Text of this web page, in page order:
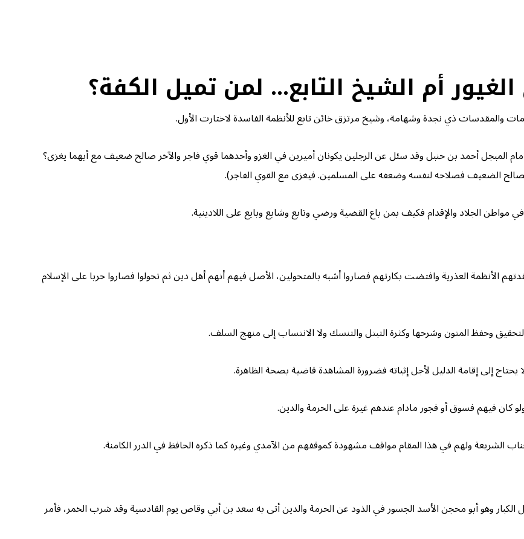
أم الشيخ التابع… لمن تميل الكفة؟
والمقدسات ذي نجدة وشهامة، وشيخ مرتزق خائن تابع للأنظمة الفاسدة لاختارت الأول.
المبجل أحمد بن حنبل وقد سئل عن الرجلين يكونان أميرين في الغزو وأحدهما قوي فاجر والآخر صالح ضعيف مع أيهما يغزى؟
الضعيف فصلاحه لنفسه وضعفه على المسلمين. فيغزى مع القوي الفاجر).
الجلاد والإقدام فكيف بمن باع القضية ورضي وتابع وشايع وبايع على اللادينية.
الأنظمة العذرية وافتضت بكارتهم فصاروا أشبه بالمتحولين، الأصل فيهم أنهم أهل دين ثم تحولوا فصاروا حربا على الإسلام
وحفظ المتون وشرحها وكثرة التبتل والتنسك ولا الانتساب إلى منهج السلف.
إلى إقامة الدليل لأجل إثباته فضرورة المشاهدة قاضية بصحة الظاهرة.
كان فيهم فسوق أو فجور مادام عندهم غيرة على الحرمة والدين.
الشريعة ولهم في هذا المقام مواقف مشهودة كموقفهم من الآمدي وغيره كما ذكره الحافظ في الدرر الكامنة.
الكبار وهو أبو محجن الأسد الجسور في الذود عن الحرمة والدين أتى به سعد بن أبي وقاص يوم القادسية وقد شرب الخمر، فأمر